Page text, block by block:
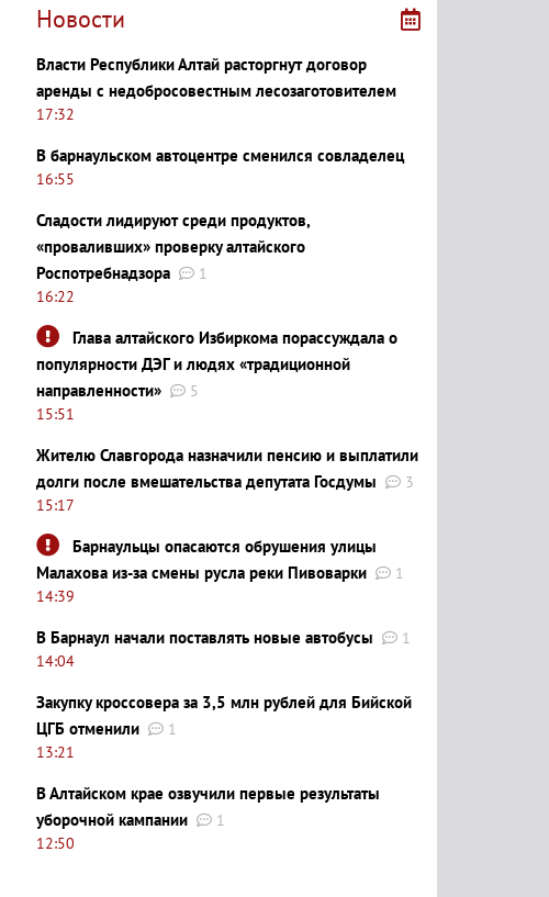
Новости
Власти Республики Алтай расторгнут договор
аренды с недобросовестным лесозаготовителем
17:32
В барнаульском автоцентре сменился совладелец
16:55
Сладости лидируют среди продуктов,
«проваливших» проверку алтайского
Роспотребнадзора
1
16:22
Глава алтайского Избиркома порассуждала о
популярности ДЭГ и людях «традиционной
направленности»
5
15:51
Жителю Славгорода назначили пенсию и выплатили
долги после вмешательства депутата Госдумы
3
15:17
Барнаульцы опасаются обрушения улицы
Малахова из-за смены русла реки Пивоварки
1
14:39
В Барнаул начали поставлять новые автобусы
1
14:04
Закупку кроссовера за 3,5 млн рублей для Бийской
ЦГБ отменили
1
13:21
В Алтайском крае озвучили первые результаты
уборочной кампании
1
12:50